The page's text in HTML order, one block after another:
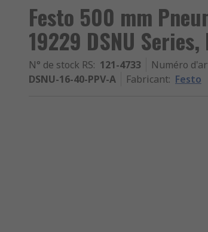
Festo 500 mm
19229 DSNU
N° de stock RS: 121-4733 Numéro
DSNU-16-40-PPV-A
Fabricant: Festo